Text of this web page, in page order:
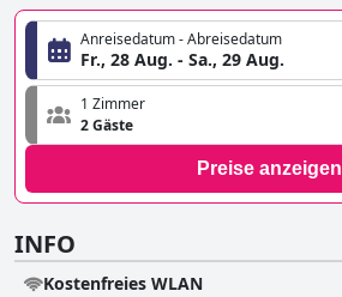
Anreisedatum - Abreisedatum
Fr., 28 Aug. - Sa., 29 Aug.
1 Zimmer
2 Gäste
Preise anzeigen
INFO
Kostenfreies WLAN